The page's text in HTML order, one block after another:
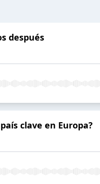
después
clave en Europa?